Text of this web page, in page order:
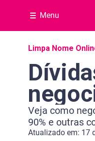
Menu
Navegação do blog
Limpa Nome
Veja como
90% e outras
Atualizado em: 17
Categoria
Tempo de leitura: